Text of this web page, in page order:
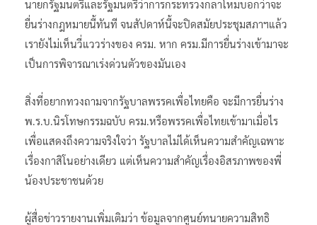
นายกรัฐมนตรีและรัฐมนตรีว่าการกระทรวงกลาโหมบอกว่าจะ
ยื่นร่างกฎหมายนี้ทันที จนสัปดาห์นี้จะปิดสมัยประชุมสภาฯแล้ว
เรายังไม่เห็นวี่แววร่างของ ครม. หาก ครม.มีการยื่นร่างเข้ามาจะ
เป็นการพิจารณาเร่งด่วนตัวของมันเอง
สิ่งที่อยากทวงถามจากรัฐบาลพรรคเพื่อไทยคือ จะมีการยื่นร่าง
พ.ร.บ.นิรโทษกรรมฉบับ ครม.หรือพรรคเพื่อไทยเข้ามาเมื่อไร
เพื่อแสดงถึงความจริงใจว่า รัฐบาลไม่ได้เห็นความสำคัญเฉพาะ
เรื่องกาสิโนอย่างเดียว แต่เห็นความสำคัญเรื่องอิสรภาพของพี่
น้องประชาชนด้วย
ผู้สื่อข่าวรายงานเพิ่มเติมว่า ข้อมูลจากศูนย์ทนายความสิทธิ